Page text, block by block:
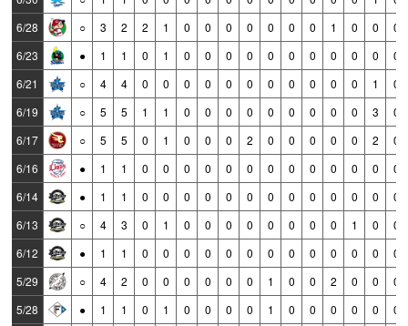
6/28
○ 3 2 2 1 0 0 0 0 0 0 0 1 0 0
0
6/23
● 1 1 0 1 0 0 0 0 0 0 0 0 0 0
0
6/21
○ 4 4 0 0 0 0 0 0 0 0 0 0 0 1
0
6/19
○ 5 5 1 1 0 0 0 0 0 0 0 0 0 3
0
6/17
○ 5 5 0 1 0 0 0 2 0 0 0 0 0 2
0
6/16
● 1 1 0 0 0 0 0 0 0 0 0 0 0 0
0
6/14
● 1 1 0 0 0 0 0 0 0 0 0 0 0 0
0
6/13
○ 4 3 0 1 0 0 0 0 0 0 0 0 1 0
0
6/12
● 1 1 0 0 0 0 0 0 0 0 0 0 0 0
0
5/29
○ 4 2 0 0 0 0 0 0 1 0 0 2 0 0
0
5/28
● 1 1 0 1 0 0 0 0 1 0 0 0 0 0
0